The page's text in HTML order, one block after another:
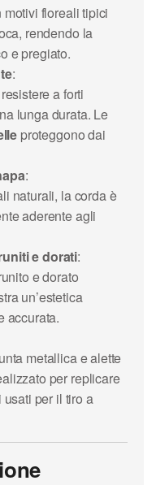
floreali tipici
rendendo la
e pregiato.
:
a forti
lunga durata. Le
proteggono dai
:
naturali, la corda è
aderente agli
e dorati:
e dorato
un’estetica
accurata.
metallica e alette
per replicare
per il tiro a